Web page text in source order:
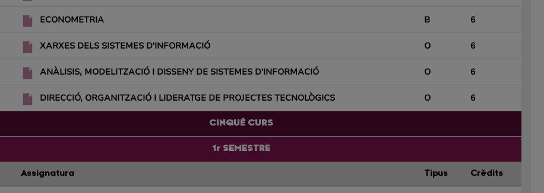
ECONOMETRIA B 6
XARXES DELS SISTEMES D'INFORMACIÓ O 6
ANÀLISIS, MODELITZACIÓ I DISSENY DE SISTEMES D'INFORMACIÓ O 6
DIRECCIÓ, ORGANITZACIÓ I LIDERATGE DE PROJECTES TECNOLÒGICS O 6
CINQUÈ CURS
1r SEMESTRE
Assignatura Tipus Crèdits